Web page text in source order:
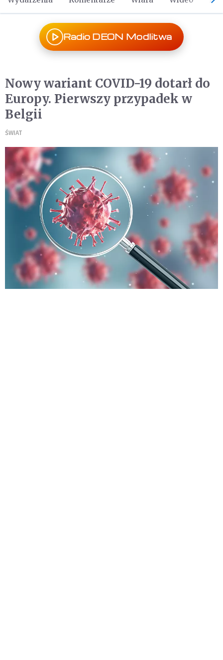
Radio DEON Modlitwa
Nowy wariant COVID-19 dotarł do
Europy. Pierwszy przypadek w
Belgii
ŚWIAT